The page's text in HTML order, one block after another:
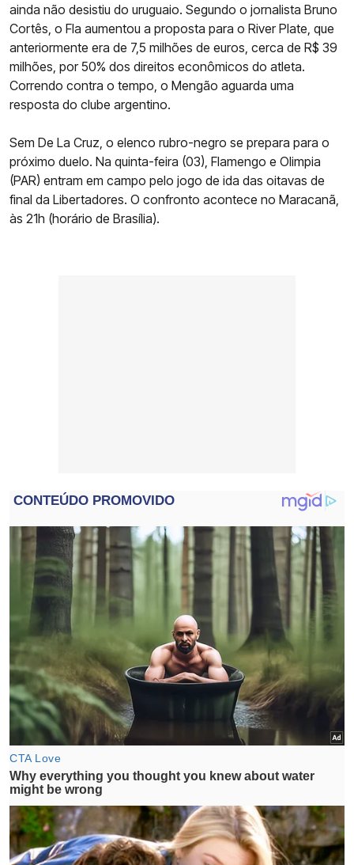
ainda não desistiu do uruguaio. Segundo o jornalista Bruno
Cortês, o Fla aumentou a proposta para o River Plate, que
anteriormente era de 7,5 milhões de euros, cerca de R$ 39
milhões, por 50% dos direitos econômicos do atleta.
Correndo contra o tempo, o Mengão aguarda uma
resposta do clube argentino.
Sem De La Cruz, o elenco rubro-negro se prepara para o
próximo duelo. Na quinta-feira (03), Flamengo e Olimpia
(PAR) entram em campo pelo jogo de ida das oitavas de
final da Libertadores. O confronto acontece no Maracanã,
às 21h (horário de Brasília).